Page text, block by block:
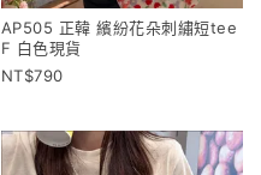
AP505 正韓 繽紛花朵刺繡短tee
F 白色現貨
790